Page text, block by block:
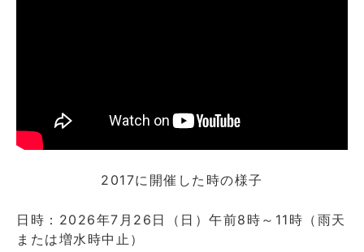
2017に開催した時の様子
日時：2026年7月26日（日）午前8時～11時（雨天
または増水時中止）